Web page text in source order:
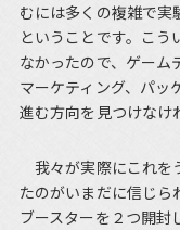
むには多くの複雑で
ということです。こ
なかったので、ゲーム
マーケティング、パッ
進む方向を見つけなけ
我々が実際にこれを
たのがいまだに信じ
ブースターを２つ開封